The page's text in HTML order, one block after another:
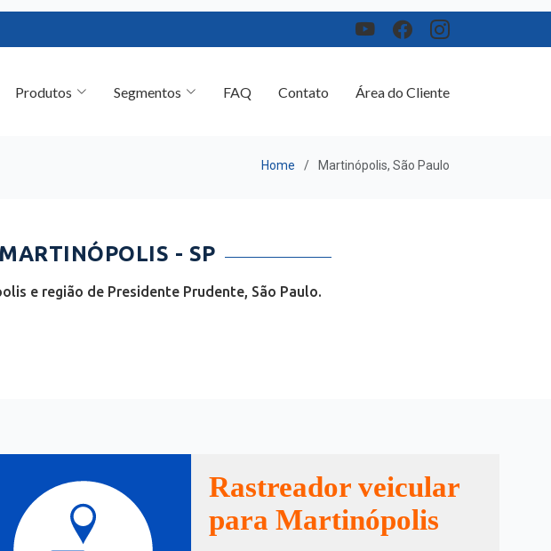
Home Martinópolis, São Paulo
- SP
e região de Presidente Prudente, São Paulo.
Rastreador veicular
para Martinópolis